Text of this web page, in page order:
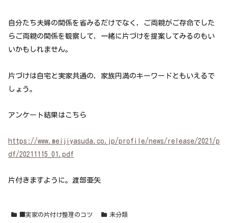
自分たち夫婦の関係を省みるだけでなく，ご両親がご存命でした
らご両親の関係を観察して，一緒に片づけを提案してみるのもい
いかもしれません。
片づけは自宅と実家共通の，家族円満のキーワードともいえるで
しょう。
アンケート結果はこちら
https://www.meijiyasuda.co.jp/profile/news/release/2021/p
df/20211115_01.pdf
片付きますように。渡部亜矢
■実家の片付け整理のコツ 未分類